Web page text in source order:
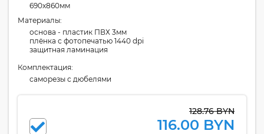
690x860мм
Материалы:
основа - пластик ПВХ 3мм
плёнка с фотопечатью 1440 dpi
защитная ламинация
Комплектация:
cаморезы с дюбелями
128.76 BYN
116.00 BYN